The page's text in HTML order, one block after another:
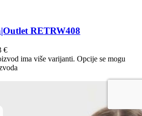
RETRW408
€
ima više varijanti. Opcije se mogu